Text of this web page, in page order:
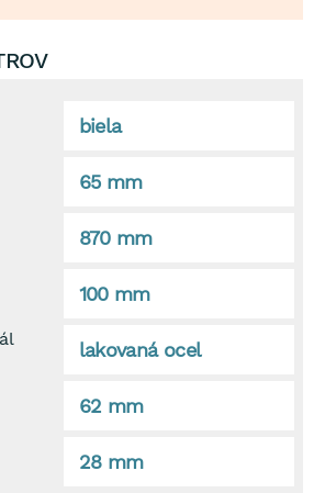
biela
65 mm
870 mm
100 mm
lakovaná ocel
62 mm
28 mm